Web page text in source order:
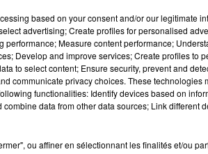
based on your consent and/or our legitimate
advertising; Create profiles for personalised
Measure content performance;
Develop and improve services; Create profiles to
to select content; Ensure security, prevent and
communicate privacy choices. These technologies
functionalities: Identify devices based on
data from other data sources; Link different
ou affiner en sélectionnant les finalités et/ou